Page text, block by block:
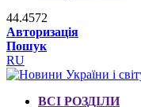
44.4572
Авторизація
Пошук
RU
ВСІ РОЗДІЛИ